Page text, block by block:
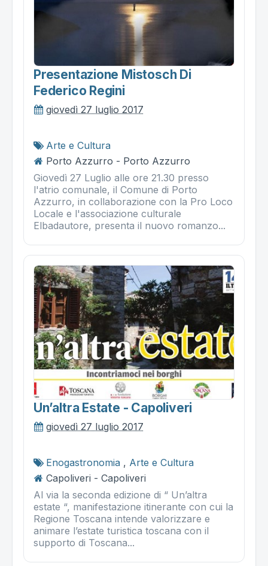
Presentazione Mistosch Di
Federico Regini
giovedì 27 luglio 2017
Arte e Cultura
Porto Azzurro - Porto Azzurro
Giovedì 27 Luglio alle ore 21.30 presso
l'atrio comunale, il Comune di Porto
Azzurro, in collaborazione con la Pro Loco
Locale e l'associazione culturale
Elbadautore, presenta il nuovo romanzo...
Un’altra Estate - Capoliveri
giovedì 27 luglio 2017
Enogastronomia , Arte e Cultura
Capoliveri - Capoliveri
Al via la seconda edizione di “ Un’altra
estate “, manifestazione itinerante con cui la
Regione Toscana intende valorizzare e
animare l’estate turistica toscana con il
supporto di Toscana...